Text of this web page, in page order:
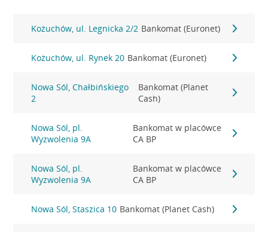
Kożuchów, ul. Legnicka 2/2 Bankomat (Euronet)
Kożuchów, ul. Rynek 20 Bankomat (Euronet)
Nowa Sól, Chałbińskiego
2
Bankomat (Planet
Cash)
Nowa Sól, pl.
Wyzwolenia 9A
Bankomat w placówce
CA BP
Nowa Sól, pl.
Wyzwolenia 9A
Bankomat w placówce
CA BP
Nowa Sól, Staszica 10 Bankomat (Planet Cash)